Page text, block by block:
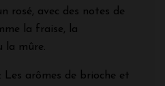
rosé, avec des notes de
la fraise, la
la mûre.
: Les arômes de brioche et